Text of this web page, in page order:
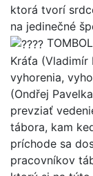
ktorá tvorí
na jedinečné
Kráťa (Vladimír
vyhorenia,
(Ondřej
prevziať
tábora, kam
príchode sa
pracovníkov